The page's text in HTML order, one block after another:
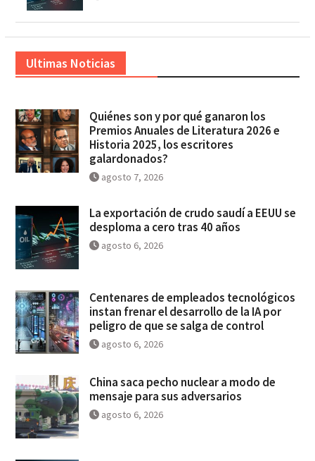
Ultimas Noticias
Quiénes son y por qué ganaron los
Premios Anuales de Literatura 2026 e
Historia 2025, los escritores
galardonados?
agosto 7, 2026
La exportación de crudo saudí a EEUU se
desploma a cero tras 40 años
agosto 6, 2026
Centenares de empleados tecnológicos
instan frenar el desarrollo de la IA por
peligro de que se salga de control
agosto 6, 2026
China saca pecho nuclear a modo de
mensaje para sus adversarios
agosto 6, 2026